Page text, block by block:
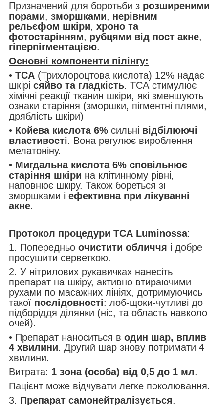
Призначений для боротьби з розширеними
порами, зморшками, нерівним
рельєфом шкіри, хроно та
фотостарінням, рубцями від пост акне,
гіперпігментацією.
Основні компоненти пілінгу:
• ТСА (Трихлороцтова кислота) 12% надає
шкірі сяйво та гладкість. ТСА стимулює
хімічні реакції тканин шкіри, які зменшують
ознаки старіння (зморшки, пігментні плями,
дряблість шкіри)
• Койева кислота 6% сильні відбілюючі
властивості. Вона регулює вироблення
мелатоніну.
• Мигдальна кислота 6% сповільнює
старіння шкіри на клітинному рівні,
наповнює шкіру. Також бореться зі
зморшками і ефективна при лікуванні
акне.
Протокол процедури ТСА Luminossa:
1. Попередньо очистити обличчя і добре
просушити серветкою.
2. У нітрилових рукавичках нанесіть
препарат на шкіру, активно втираючими
рухами по масажних лініях, дотримуючись
такої послідовності: лоб-щоки-чутливі до
підборіддя ділянки (ніс, та область навколо
очей).
• Препарат наноситься в один шар, вплив
4 хвилини. Другий шар знову потримати 4
хвилини.
Витрата: 1 зона (особа) від 0,5 до 1 мл.
Пацієнт може відчувати легке поколювання.
3. Препарат самонейтралізується.